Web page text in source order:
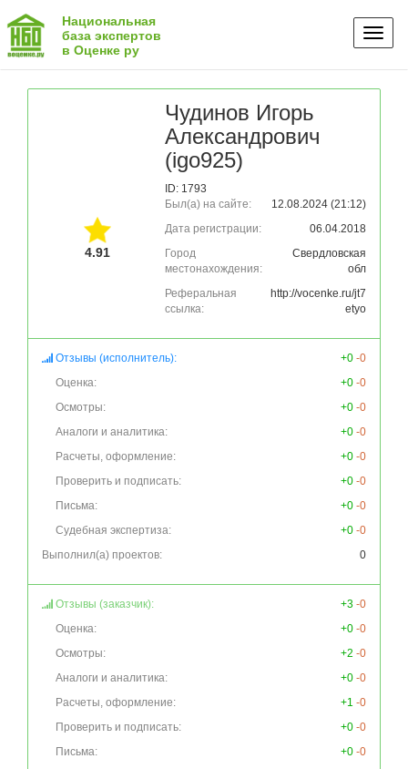
Национальная
база экспертов
в Оценке ру
4.91
Чудинов Игорь
Александрович
(igo925)
ID: 1793
Был(а) на сайте:
12.08.2024 (21:12)
Дата регистрации:
06.04.2018
Город
местонахождения:
Свердловская
обл
Реферальная
ссылка:
http://vocenke.ru/jt7
etyo
Отзывы (исполнитель): +0 -0
Оценка:
+0 -0
Осмотры:
+0 -0
Аналоги и аналитика:
+0 -0
Расчеты, оформление:
+0 -0
Проверить и подписать:
+0 -0
Письма:
+0 -0
Судебная экспертиза:
+0 -0
Выполнил(а) проектов:
0
Отзывы (заказчик): +3 -0
Оценка:
+0 -0
Осмотры:
+2 -0
Аналоги и аналитика:
+0 -0
Расчеты, оформление:
+1 -0
Проверить и подписать:
+0 -0
Письма:
+0 -0